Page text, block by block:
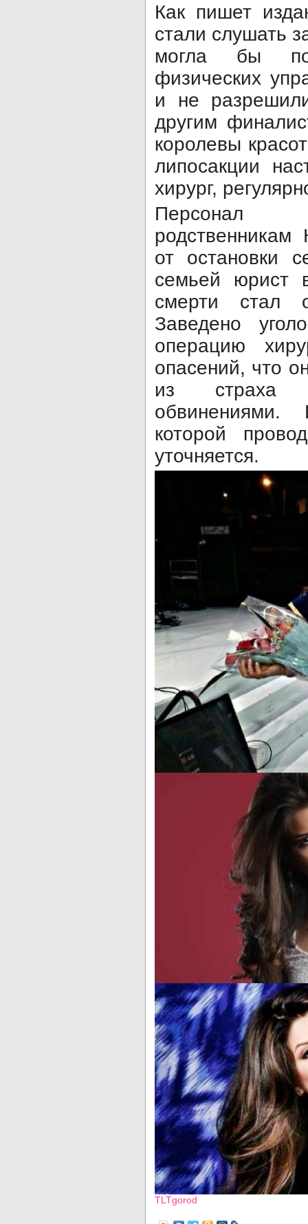
Как пишет
стали слушать
могла бы
физических
и не
другим
королевы
липосакции
хирург,
Персонал
от остановки
семьей юрист
смерти стал
Заведено
операцию
опасений, что
из страха
обвинениями.
которой
уточняется.
TLTgorod